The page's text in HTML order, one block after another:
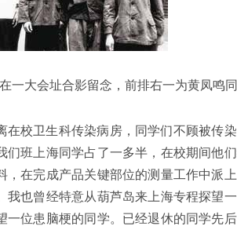
一大会址合影留念，前排右一为黄凤鸣
校卫生科传染病房，同学们不顾被传
班上海同学占了一多半，在校期间他
在完成产品关键部位的测量工作中派
也曾经特意从葫芦岛来上海专程探望
位患脑梗的同学。已经退休的同学先